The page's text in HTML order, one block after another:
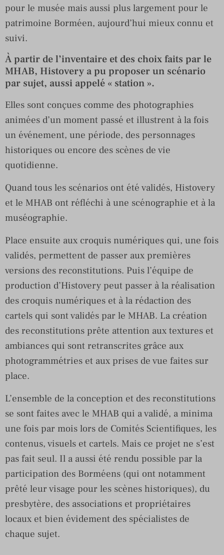
pour le musée mais aussi plus largement pour le
patrimoine Borméen, aujourd’hui mieux connu et
suivi.
À partir de l’inventaire et des choix faits par le
MHAB, Histovery a pu proposer un scénario
par sujet, aussi appelé « station ».
Elles sont conçues comme des photographies
animées d’un moment passé et illustrent à la fois
un événement, une période, des personnages
historiques ou encore des scènes de vie
quotidienne.
Quand tous les scénarios ont été validés, Histovery
et le MHAB ont réfléchi à une scénographie et à la
muséographie.
Place ensuite aux croquis numériques qui, une fois
validés, permettent de passer aux premières
versions des reconstitutions. Puis l’équipe de
production d’Histovery peut passer à la réalisation
des croquis numériques et à la rédaction des
cartels qui sont validés par le MHAB. La création
des reconstitutions prête attention aux textures et
ambiances qui sont retranscrites grâce aux
photogrammétries et aux prises de vue faites sur
place.
L’ensemble de la conception et des reconstitutions
se sont faites avec le MHAB qui a validé, a minima
une fois par mois lors de Comités Scientifiques, les
contenus, visuels et cartels. Mais ce projet ne s’est
pas fait seul. Il a aussi été rendu possible par la
participation des Borméens (qui ont notamment
prêté leur visage pour les scènes historiques), du
presbytère, des associations et propriétaires
locaux et bien évidement des spécialistes de
chaque sujet.